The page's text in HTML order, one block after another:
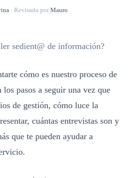
· Revisado por Mauro
sedient@ de información?
cómo es nuestro proceso de
los pasos a seguir una vez que
de gestión, cómo luce la
cuántas entrevistas son y
que te pueden ayudar a